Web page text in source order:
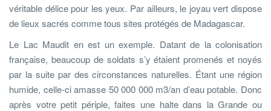
véritable délice pour les yeux. Par ailleurs, le joyau vert dispose
de lieux sacrés comme tous sites protégés de Madagascar.
Le Lac Maudit en est un exemple. Datant de la colonisation
française, beaucoup de soldats s’y étaient promenés et noyés
par la suite par des circonstances naturelles. Étant une région
humide, celle-ci amasse 50 000 000 m3/an d’eau potable. Donc
après votre petit périple, faites une halte dans la Grande ou